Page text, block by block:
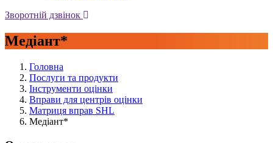
Зворотній дзвінок
Медіант*
Головна
Послуги та продукти
Інструменти оцінки
Вправи для центрів оцінки
Матриця вправ SHL
Медіант*